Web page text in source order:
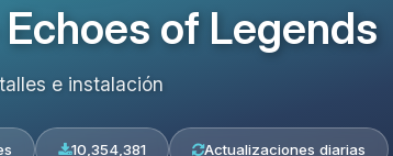
of Legends
e instalación
10,354,381 Actualizaciones diarias